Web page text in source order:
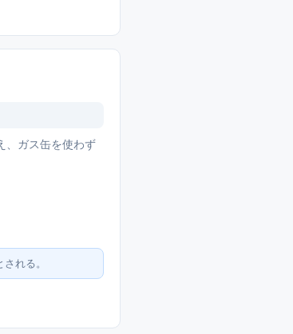
、ガス缶を使わず
れる。